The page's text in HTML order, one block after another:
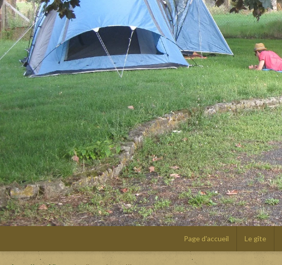
Page d'accueil Le gîte